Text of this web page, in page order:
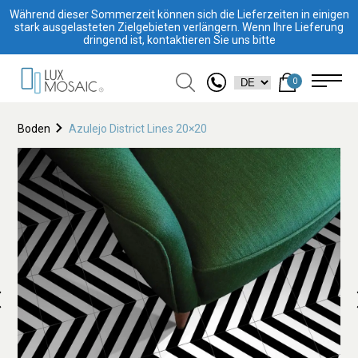
Während dieser Sommerzeit können sich die Lieferzeiten in einigen
stark ausgelasteten Zielgebieten verlängern. Wenn Ihre Lieferung
dringend ist, kontaktieren Sie uns bitte
0
Boden Azulejo District Lines 20×20